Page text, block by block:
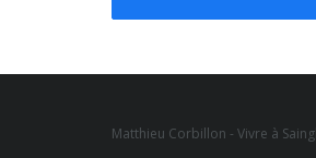
Matthieu Corbillon - Vivre à